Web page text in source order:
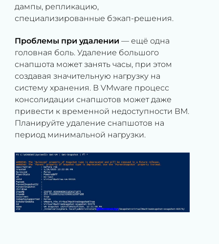
дампы, репликацию,
специализированные бэкап-решения.
Проблемы при удалении — ещё одна
головная боль. Удаление большого
снапшота может занять часы, при этом
создавая значительную нагрузку на
систему хранения. В VMware процесс
консолидации снапшотов может даже
привести к временной недоступности ВМ.
Планируйте удаление снапшотов на
период минимальной нагрузки.